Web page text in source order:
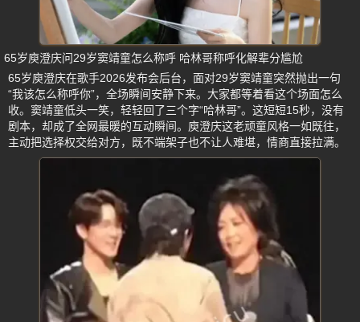
65岁庾澄庆问29岁窦靖童怎么称呼 哈林哥称呼化解辈分尴尬
65岁庾澄庆在歌手2026发布会后台，面对29岁窦靖童突然抛出一句
“我该怎么称呼你”，全场瞬间安静下来。大家都等着看这个场面怎么
收。窦靖童低头一笑，轻轻回了三个字“哈林哥”。这短短15秒，没有
剧本，却成了全网最暖的互动瞬间。庾澄庆这老顽童风格一如既往，
主动把选择权交给对方，既不端架子也不让人难堪，情商直接拉满。